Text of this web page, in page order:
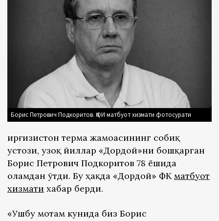
Борис Петрович Подкоритов. ҚФИ матбуот хизмати фотосурати
Қирғизистон терма жамоасининг собиқ
устози, узоқ йиллар «Дордой»ни бошқарган
Борис Петрович Подкоритов 78 ёшида
оламдан ўтди. Бу ҳақда «Дордой» ФКматбуот
хизмати хабар берди.
«Ушбу мотам кунида биз Борис